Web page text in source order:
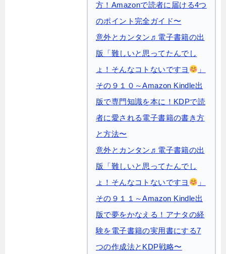
方！Amazonで読者に届ける4つ
のポイント完全ガイド〜
意外とカンタン♬電子書籍の出
版「難しいと思ってたんでし
ょ！そんなコトないですヨ
」
その９１０～Amazon Kindle出
版で専門知識を本に！KDPで読
者に愛される電子書籍の書き方
と方法〜
意外とカンタン♬電子書籍の出
版「難しいと思ってたんでし
ょ！そんなコトないですヨ
」
その９１１～Amazon Kindle出
版で夢をかなえる！アナタの経
験を電子書籍の実用書にする7
つの作成法とKDP戦略〜